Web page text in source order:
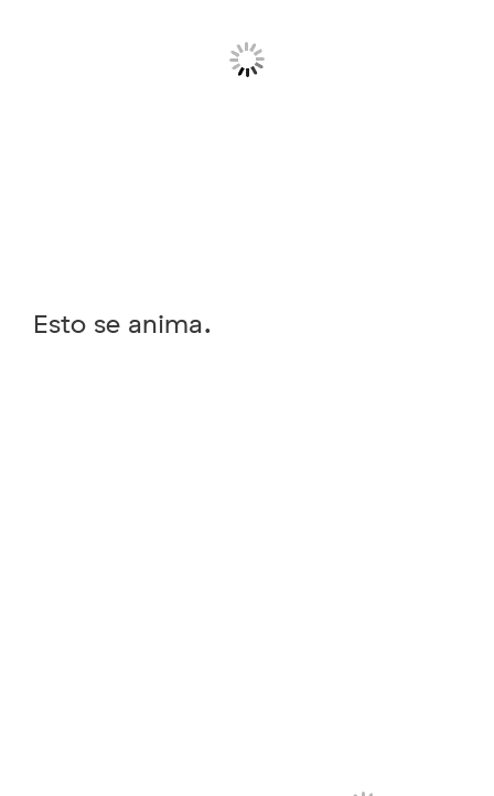
Esto se anima.